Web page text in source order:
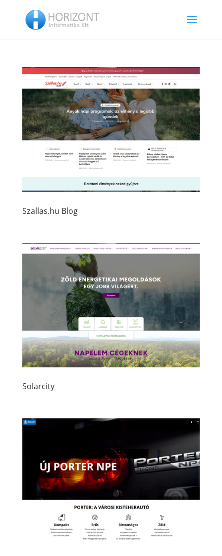
Szallas.hu Blog
Solarcity